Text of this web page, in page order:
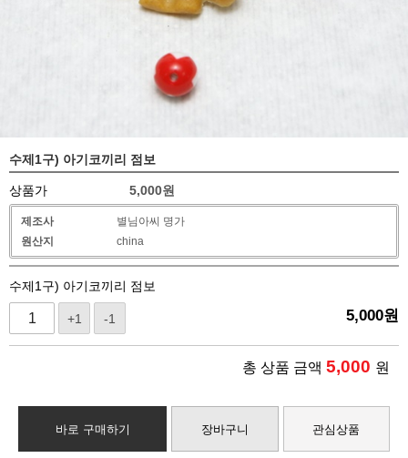
수제1구) 아기코끼리 점보
상품가 5,000원
제조사
별님아씨 명가
원산지
china
수제1구) 아기코끼리 점보
+1 -1 5,000원
총 상품 금액 5,000 원
바로 구매하기 장바구니 관심상품